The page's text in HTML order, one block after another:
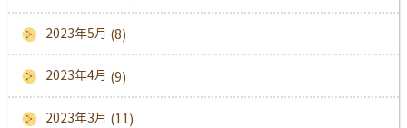
2023年5月 (8)
2023年4月 (9)
2023年3月 (11)